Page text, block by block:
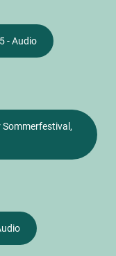
- Audio